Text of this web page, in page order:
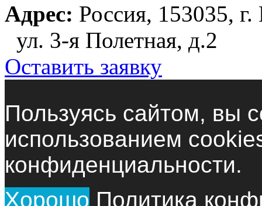
Адрес: Россия, 153035,
ул. 3-я Полетная, д.2
Оставить заявку
Пользуясь сайтом, вы
использованием
конфиденциальности.
Хорошо Политика